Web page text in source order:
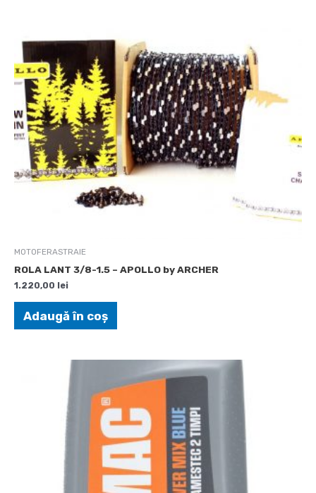
MOTOFERASTRAIE
ROLA LANT 3/8-1.5 – APOLLO by ARCHER
1.220,00 lei
Adaugă în coș